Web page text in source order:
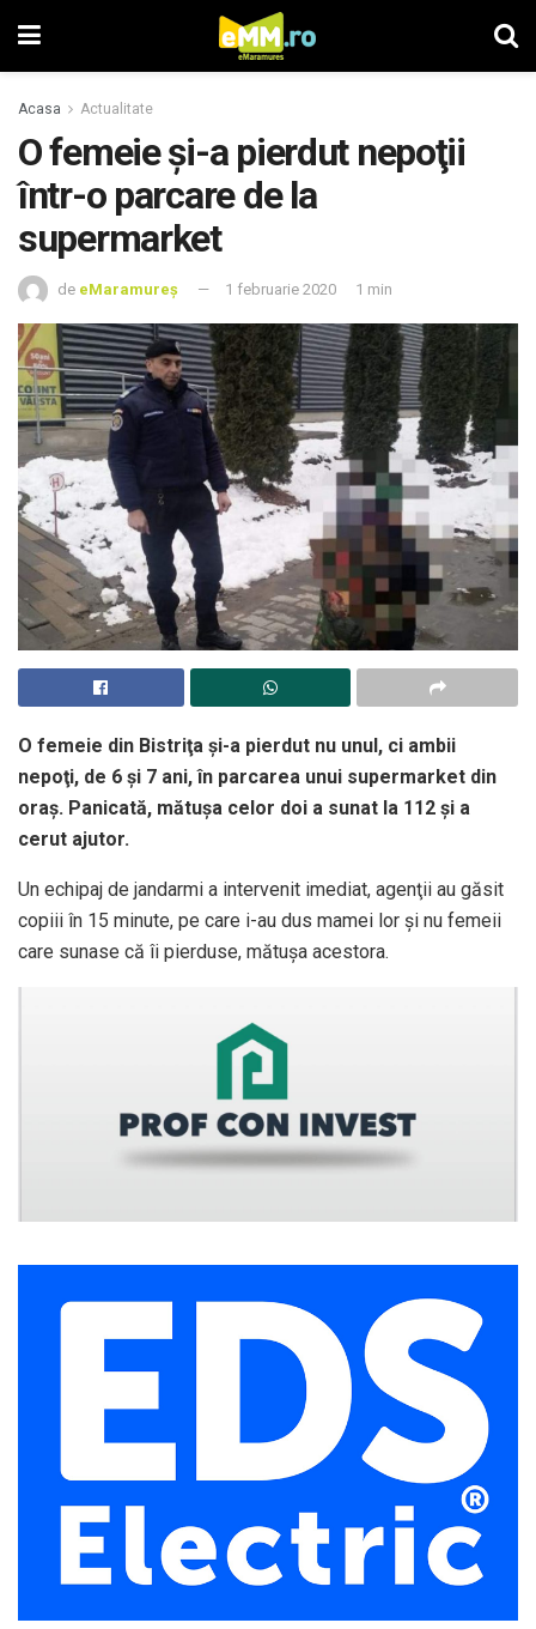
Acasa Actualitate
O femeie şi-a pierdut nepoţii
într-o parcare de la
supermarket
de eMaramureș 1 februarie 2020 1 min
O femeie din Bistriţa şi-a pierdut nu unul, ci ambii
nepoţi, de 6 şi 7 ani, în parcarea unui supermarket din
oraş. Panicată, mătuşa celor doi a sunat la 112 şi a
cerut ajutor.
Un echipaj de jandarmi a intervenit imediat, agenţii au găsit
copiii în 15 minute, pe care i-au dus mamei lor şi nu femeii
care sunase că îi pierduse, mătuşa acestora.